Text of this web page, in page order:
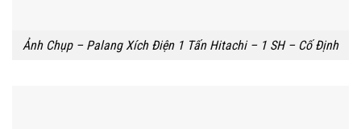
Ảnh Chụp – Palang Xích Điện 1 Tấn Hitachi – 1 SH – Cố Định